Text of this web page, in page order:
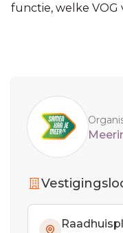
functie, welke VOG